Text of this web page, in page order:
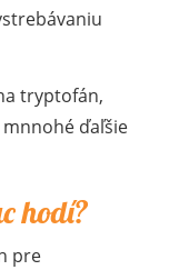
tryptofán,
ďaľšie
hodí?
pre